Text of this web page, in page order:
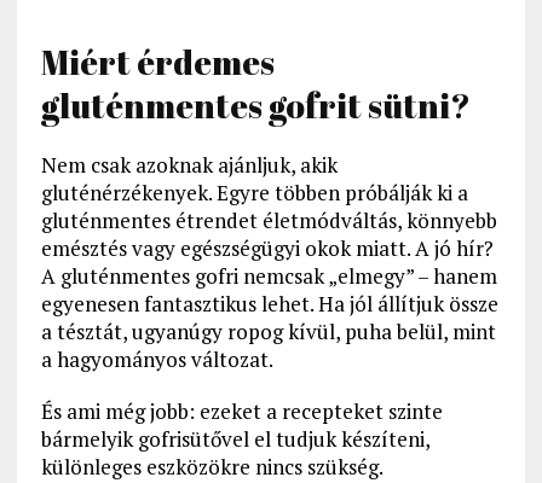
Miért érdemes
gluténmentes gofrit sütni?
Nem csak azoknak ajánljuk, akik
gluténérzékenyek. Egyre többen próbálják ki a
gluténmentes étrendet életmódváltás, könnyebb
emésztés vagy egészségügyi okok miatt. A jó hír?
A gluténmentes gofri nemcsak „elmegy” – hanem
egyenesen fantasztikus lehet. Ha jól állítjuk össze
a tésztát, ugyanúgy ropog kívül, puha belül, mint
a hagyományos változat.
És ami még jobb: ezeket a recepteket szinte
bármelyik gofrisütővel el tudjuk készíteni,
különleges eszközökre nincs szükség.